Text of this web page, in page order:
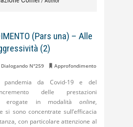
(Pars una) – Alle
(2)
Dialogando N°259 Approfondimento
da Covid-19 e del
delle prestazioni
erogate in modalità online,
si sono concentrate sull’efficacia
con particolare attenzione al